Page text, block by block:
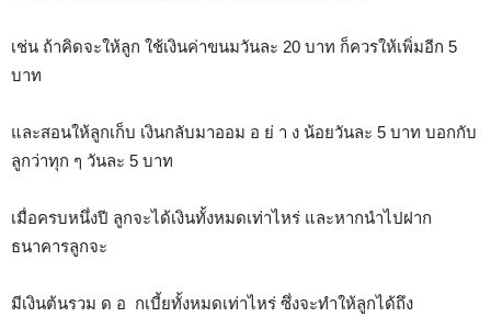
เช่น ถ้าคิดจะให้ลูก ใช้เงินค่าขนมวันละ 20 บาท ก็ควรให้เพิ่มอีก 5
บาท
และสอนให้ลูกเก็บ เงินกลับมาออม อ ย่ า ง น้อยวันละ 5 บาท บอกกับ
ลูกว่าทุก ๆ วันละ 5 บาท
เมื่อครบหนึ่งปี ลูกจะได้เงินทั้งหมดเท่าไหร่ และหากนำไปฝาก
ธนาคารลูกจะ
มีเงินต้นรวม ด อ กเบี้ยทั้งหมดเท่าไหร่ ซึ่งจะทำให้ลูกได้ถึง